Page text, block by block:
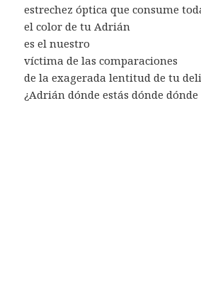
estrechez óptica que consume
el color de tu Adrián
es el nuestro
víctima de las comparaciones
de la exagerada lentitud de tu
¿Adrián dónde estás dónde dónde